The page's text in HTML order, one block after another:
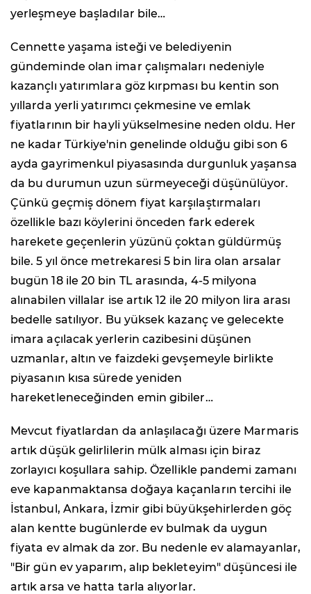
yerleşmeye başladılar bile…
Cennette yaşama isteği ve belediyenin
gündeminde olan imar çalışmaları nedeniyle
kazançlı yatırımlara göz kırpması bu kentin son
yıllarda yerli yatırımcı çekmesine ve emlak
fiyatlarının bir hayli yükselmesine neden oldu. Her
ne kadar Türkiye'nin genelinde olduğu gibi son 6
ayda gayrimenkul piyasasında durgunluk yaşansa
da bu durumun uzun sürmeyeceği düşünülüyor.
Çünkü geçmiş dönem fiyat karşılaştırmaları
özellikle bazı köylerini önceden fark ederek
harekete geçenlerin yüzünü çoktan güldürmüş
bile. 5 yıl önce metrekaresi 5 bin lira olan arsalar
bugün 18 ile 20 bin TL arasında, 4-5 milyona
alınabilen villalar ise artık 12 ile 20 milyon lira arası
bedelle satılıyor. Bu yüksek kazanç ve gelecekte
imara açılacak yerlerin cazibesini düşünen
uzmanlar, altın ve faizdeki gevşemeyle birlikte
piyasanın kısa sürede yeniden
hareketleneceğinden emin gibiler…
Mevcut fiyatlardan da anlaşılacağı üzere Marmaris
artık düşük gelirlilerin mülk alması için biraz
zorlayıcı koşullara sahip. Özellikle pandemi zamanı
eve kapanmaktansa doğaya kaçanların tercihi ile
İstanbul, Ankara, İzmir gibi büyükşehirlerden göç
alan kentte bugünlerde ev bulmak da uygun
fiyata ev almak da zor. Bu nedenle ev alamayanlar,
"Bir gün ev yaparım, alıp bekleteyim" düşüncesi ile
artık arsa ve hatta tarla alıyorlar.